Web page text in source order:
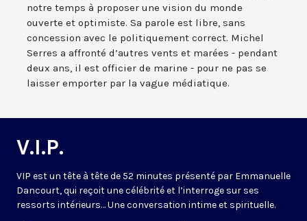
notre temps à proposer une vision du monde
ouverte et optimiste. Sa parole est libre, sans
concession avec le politiquement correct. Michel
Serres a affronté d’autres vents et marées - pendant
deux ans, il est officier de marine - pour ne pas se
laisser emporter par la vague médiatique.
V.I.P.
VIP est un tête à tête de 52 minutes présenté par Emmanuelle
Dancourt, qui reçoit une célébrité et l’interroge sur ses
ressorts intérieurs… Une conversation intime et spirituelle.